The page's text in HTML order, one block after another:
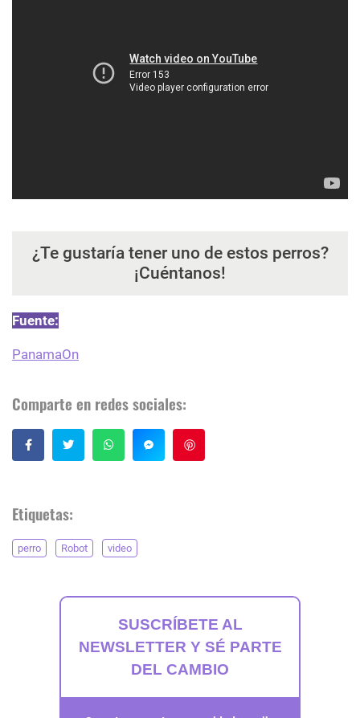
¿Te gustaría tener uno de estos perros?
¡Cuéntanos!
Fuente:
PanamaOn
Comparte en redes sociales:
Etiquetas:
perro Robot video
SUSCRÍBETE AL
NEWSLETTER Y SÉ PARTE
DEL CAMBIO